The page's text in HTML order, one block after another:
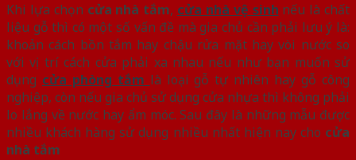
Khi lựa chọn cửa nhà tắm, cửa nhà vệ sinh nếu là chất
liệu gỗ thì có một số vấn đề mà gia chủ cần phải lưu ý là:
khoản cách bồn tắm hay chậu rửa mặt hay vòi nước so
với vị trí cách cửa phải xa nhau nếu như bạn muốn sử
dụng cửa phòng tắm là loại gỗ tự nhiên hay gỗ công
nghiệp, còn nếu gia chủ sử dụng cửa nhựa thì không phải
lo lắng về nước hay ẩm móc. Sau đây là những mẫu được
nhiều khách hàng sử dụng nhiều nhất hiện nay cho cửa
nhà tắm